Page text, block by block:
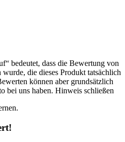
bedeutet, dass die Bewertung von
die dieses Produkt tatsächlich
können aber grundsätzlich
bei uns haben. Hinweis schließen